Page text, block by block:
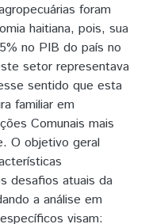
foram
haitiana, pois, sua
no PIB do país no
setor representava
sentido que esta
familiar em
Comunais mais
O objetivo geral
desafios atuais da
a análise em
visam: